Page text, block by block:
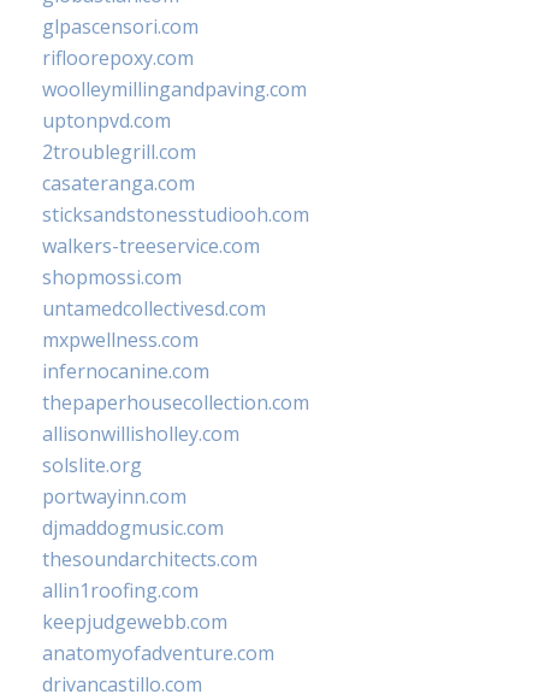
glpascensori.com
rifloorepoxy.com
woolleymillingandpaving.com
uptonpvd.com
2troublegrill.com
casateranga.com
sticksandstonesstudiooh.com
walkers-treeservice.com
shopmossi.com
untamedcollectivesd.com
mxpwellness.com
infernocanine.com
thepaperhousecollection.com
allisonwillisholley.com
solslite.org
portwayinn.com
djmaddogmusic.com
thesoundarchitects.com
allin1roofing.com
keepjudgewebb.com
anatomyofadventure.com
drivancastillo.com